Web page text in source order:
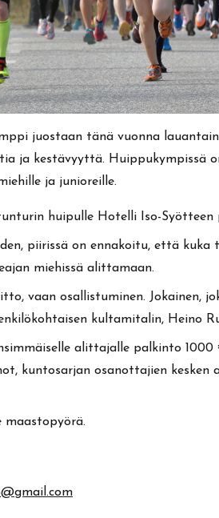
juostaan tänä vuonna
ja kestävyyttä. Huippukympissä
ja junioreille.
huipulle Hotelli Iso-Syötteen
piirissä on ennakoitu, että kuka
miehissä alittamaan.
vaan osallistuminen. Jokainen,
kultamitalin, Heino
alittajalle palkinto 1000
kuntosarjan osanottajien kesken
maastopyörä.